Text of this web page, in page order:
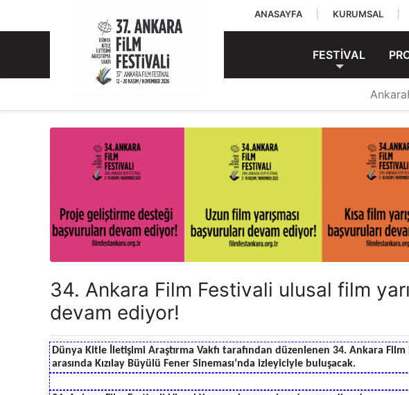
ANASAYFA KURUMSAL
FESTİVAL
34. Ankara Film Festivali ulusal film
devam ediyor!
Dünya Kitle İletişimi Araştırma Vakfı tarafından düzenlenen 34. Ankara
arasında Kızılay Büyülü Fener Sineması’nda izleyiciyle buluşacak.